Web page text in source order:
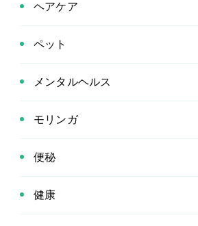
ヘアケア
ペット
メンタルヘルス
モリンガ
便秘
健康